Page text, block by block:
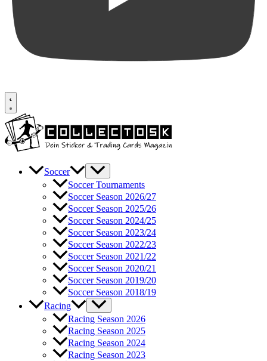
Soccer
Soccer Tournaments
Soccer Season 2026/27
Soccer Season 2025/26
Soccer Season 2024/25
Soccer Season 2023/24
Soccer Season 2022/23
Soccer Season 2021/22
Soccer Season 2020/21
Soccer Season 2019/20
Soccer Season 2018/19
Racing
Racing Season 2026
Racing Season 2025
Racing Season 2024
Racing Season 2023